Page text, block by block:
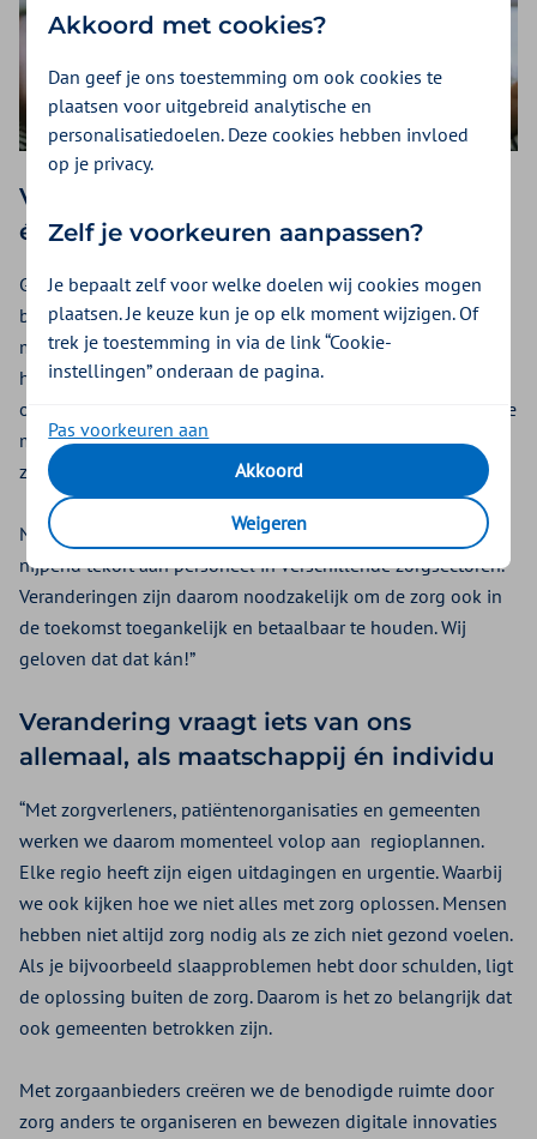
Veranderingen in de zorg noodzakelijk
én mogelijk
Georgette Fijneman, directievoorzitter Zilveren Kruis: “Het is
bekend dat de zorgkosten stijgen omdat we in Nederland
met elkaar steeds meer zorg gebruiken en we te maken
hebben met hogere lonen in de zorg. We worden steeds
ouder, er komen meer innovatieve behandelingen en nieuwe
medicijnen. Helaas stijgt daarom ook komend jaar de
zorgpremie voor onze verzekerden.
Naast de stijgende kosten hebben we te maken met een
nijpend tekort aan personeel in verschillende zorgsectoren.
Veranderingen zijn daarom noodzakelijk om de zorg ook in
de toekomst toegankelijk en betaalbaar te houden. Wij
geloven dat dat kán!”
Verandering vraagt iets van ons
allemaal, als maatschappij én individu
“Met zorgverleners, patiëntenorganisaties en gemeenten
werken we daarom momenteel volop aan regioplannen.
Elke regio heeft zijn eigen uitdagingen en urgentie. Waarbij
we ook kijken hoe we niet alles met zorg oplossen. Mensen
hebben niet altijd zorg nodig als ze zich niet gezond voelen.
Als je bijvoorbeeld slaapproblemen hebt door schulden, ligt
de oplossing buiten de zorg. Daarom is het zo belangrijk dat
ook gemeenten betrokken zijn.
Met zorgaanbieders creëren we de benodigde ruimte door
zorg anders te organiseren en bewezen digitale innovaties
Akkoord met cookies?
Dan geef je ons toestemming om ook cookies te
plaatsen voor uitgebreid analytische en
personalisatiedoelen. Deze cookies hebben invloed
op je privacy.
Zelf je voorkeuren aanpassen?
Je bepaalt zelf voor welke doelen wij cookies mogen
plaatsen. Je keuze kun je op elk moment wijzigen. Of
trek je toestemming in via de link “Cookie-
instellingen” onderaan de pagina.
Pas voorkeuren aan
Akkoord
Weigeren